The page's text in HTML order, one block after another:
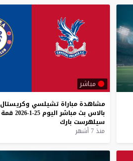
مباشر
مشاهدة مباراة تشيلسي وكريستال
بالاس بث مباشر اليوم 25-1-2026
قمة
سيلهرست بارك
منذ 7 أشهر